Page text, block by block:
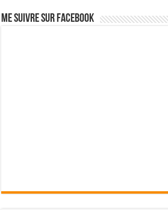
Me suivre sur Facebook